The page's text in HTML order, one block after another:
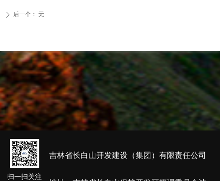
ꄲ 后一个： 无
扫一扫关注
吉林省长白山开发建设（集团）有限责任公司